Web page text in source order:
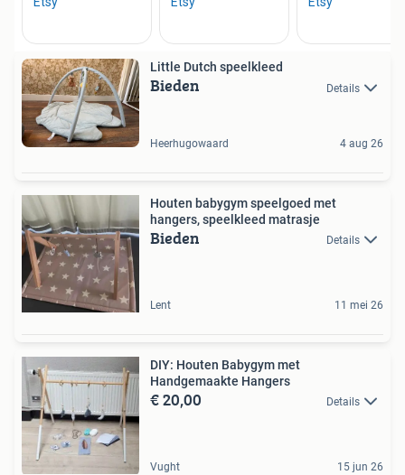
Little Dutch speelkleed
Bieden Details
Heerhugowaard 4 aug 26
Houten babygym speelgoed met
hangers, speelkleed matrasje
Bieden Details
Lent 11 mei 26
DIY: Houten Babygym met
Handgemaakte Hangers
€ 20,00 Details
Vught 15 jun 26